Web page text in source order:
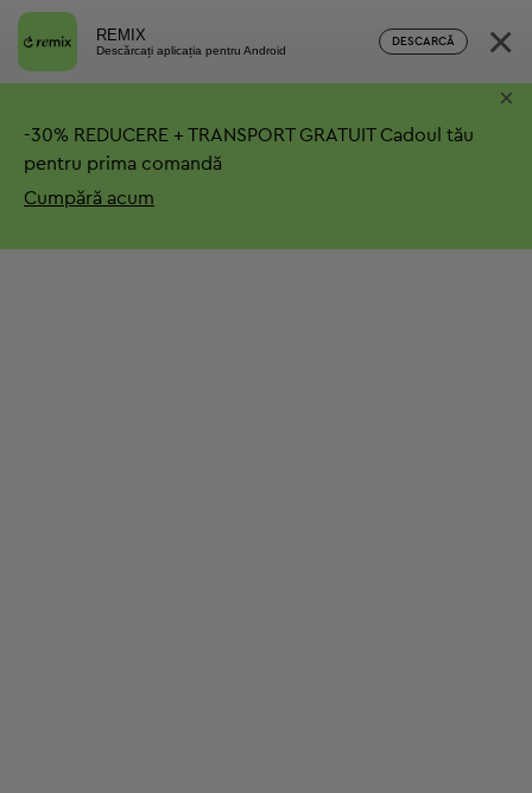
REMIX
Descărcați aplicația pentru Android
DESCARCĂ ×
-30% REDUCERE + TRANSPORT GRATUITCadoul tău
pentru prima comandă
Cumpără acum
×